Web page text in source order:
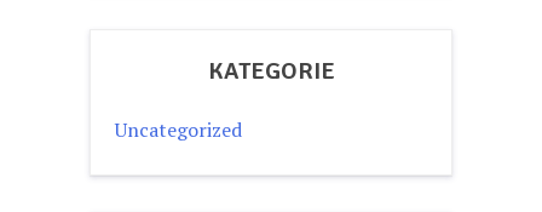
KATEGORIE
Uncategorized